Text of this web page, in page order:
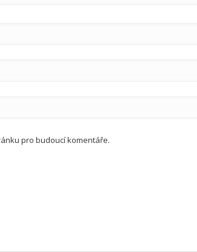
pro budoucí komentáře.